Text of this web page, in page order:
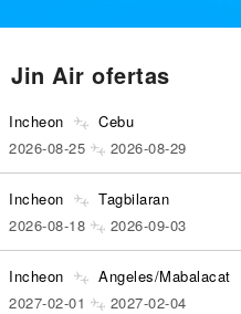
Jin Air ofertas
Incheon Cebu
2026-08-25 2026-08-29
Incheon Tagbilaran
2026-08-18 2026-09-03
Incheon Angeles/Mabalacat
2027-02-01 2027-02-04